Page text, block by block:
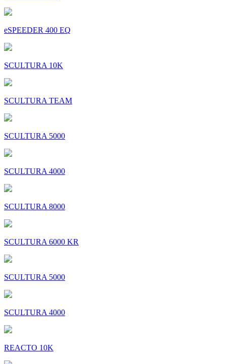
eSPEEDER 400 EQ
SCULTURA 10K
SCULTURA TEAM
SCULTURA 5000
SCULTURA 4000
SCULTURA 8000
SCULTURA 6000 KR
SCULTURA 5000
SCULTURA 4000
REACTO 10K